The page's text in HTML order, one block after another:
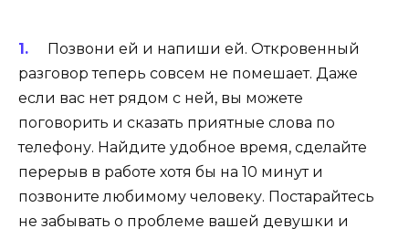
Позвони ей и напиши ей. Откровенный
разговор теперь совсем не помешает. Даже
если вас нет рядом с ней, вы можете
поговорить и сказать приятные слова по
телефону. Найдите удобное время, сделайте
перерыв в работе хотя бы на 10 минут и
позвоните любимому человеку. Постарайтесь
не забывать о проблеме вашей девушки и